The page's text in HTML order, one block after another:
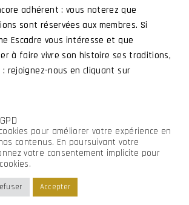
les mêmes temps que
escadres ont effectué
OR ou autres qui y
tissant ainsi des liens
E-MAIL
adhérent : vous noterez que
sont réservées aux membres. Si
Escadre vous intéresse et que
à faire vivre son histoire ses traditions,
rejoignez-nous en cliquant sur
pour améliorer votre expérience en
contenus. En poursuivant votre
votre consentement implicite pour
Accepter